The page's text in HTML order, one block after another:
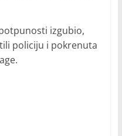
izgubio,
policiju i pokrenuta